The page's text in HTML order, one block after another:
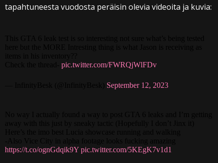
tapahtuneesta vuodosta peräisin olevia videoita ja kuvia:
pic.twitter.com/FWRQjWlFDv
September 12, 2023
https://t.co/ognGdqik9Y pic.twitter.com/5KEgK7v1d1